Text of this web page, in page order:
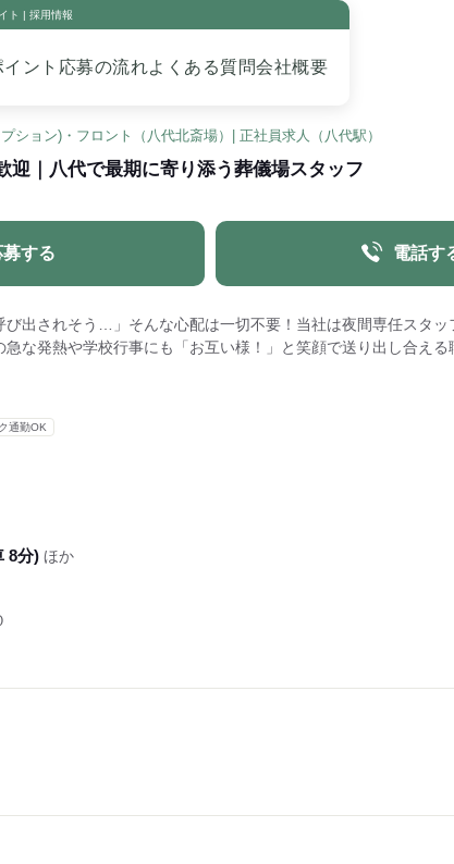
ト | 採用情報
ント 応募の流れよくある質問会社概要
ション)・フロント（八代北斎場）| 正社員求人（八代駅）
迎｜八代で最期に寄り添う葬儀場スタッフ
募する 電話す
び出されそう…」そんな心配は一切不要！当社は夜間専任スタ
な発熱や学校行事にも「お互い様！」と笑顔で送り出し合える
通勤OK
8分) ほか